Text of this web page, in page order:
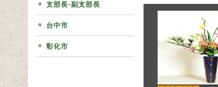
支部長‧副支部長
台中市
彰化市